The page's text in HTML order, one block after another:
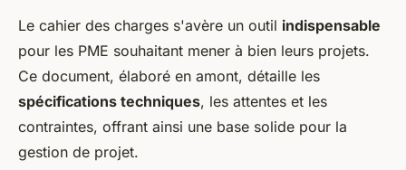
Le cahier des charges s'avère un outil indispensable
pour les PME souhaitant mener à bien leurs projets.
Ce document, élaboré en amont, détaille les
spécifications techniques, les attentes et les
contraintes, offrant ainsi une base solide pour la
gestion de projet.